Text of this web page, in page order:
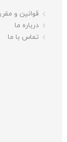
قوانین و
درباره ما
تماس با ما